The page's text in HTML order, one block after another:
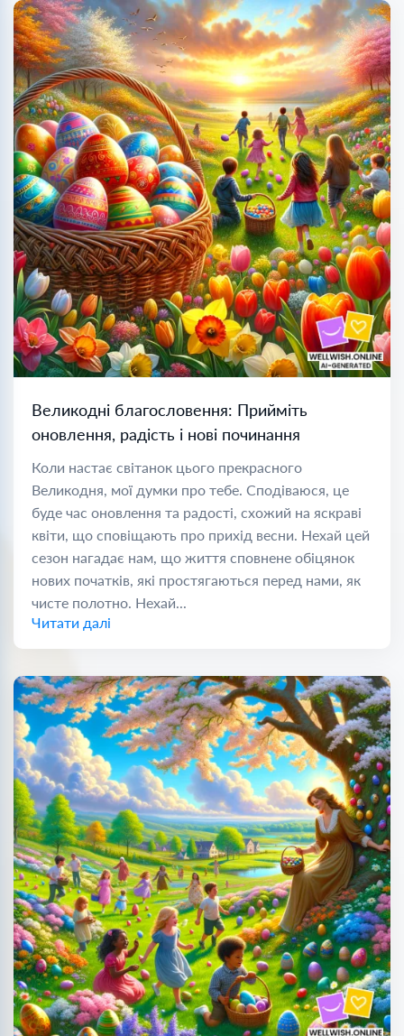
Великодні благословення: Прийміть
оновлення, радість і нові починання
Коли настає світанок цього прекрасного
Великодня, мої думки про тебе. Сподіваюся, це
буде час оновлення та радості, схожий на яскраві
квіти, що сповіщають про прихід весни. Нехай цей
сезон нагадає нам, що життя сповнене обіцянок
нових початків, які простягаються перед нами, як
чисте полотно. Нехай...
Читати далі